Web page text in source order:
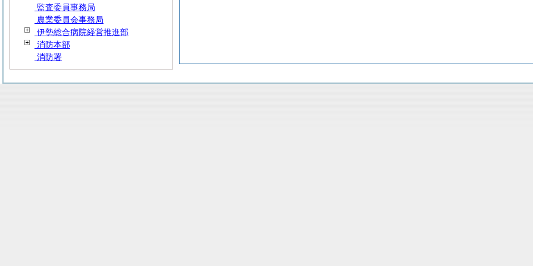
監査委員事務局
農業委員会事務局
伊勢総合病院経営推進部
消防本部
消防署